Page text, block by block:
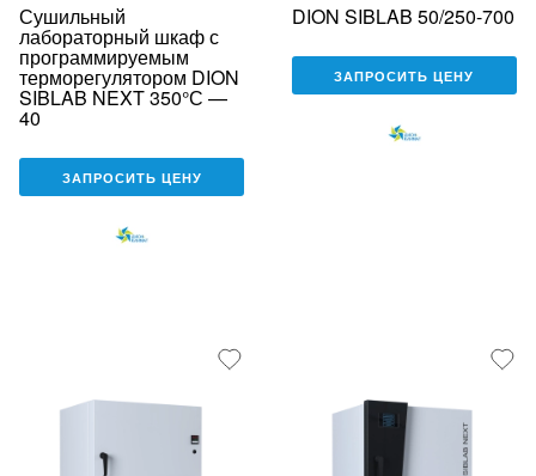
Сушильный
лабораторный шкаф с
программируемым
терморегулятором DION
SIBLAB NEXT 350°С —
40
ЗАПРОСИТЬ ЦЕНУ
DION SIBLAB 50/250-700
ЗАПРОСИТЬ ЦЕНУ